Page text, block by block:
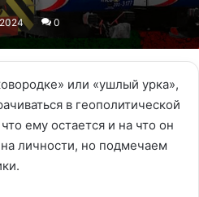
0
или «ушлый урка»,
в геополитической
ему остается и на что он
личности, но подмечаем